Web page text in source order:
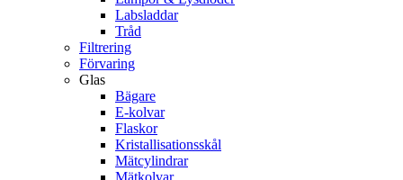
Labsladdar
Tråd
Filtrering
Förvaring
Glas
Bägare
E-kolvar
Flaskor
Kristallisationsskål
Mätcylindrar
Mätkolvar